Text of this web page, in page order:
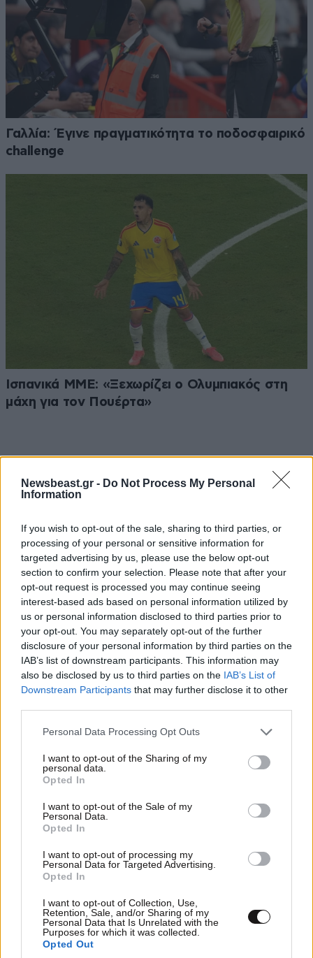
Newsbeast.gr - Do Not Process My Personal
Information
If you wish to opt-out of the sale, sharing to third parties, or
processing of your personal or sensitive information for
targeted advertising by us, please use the below opt-out
section to confirm your selection. Please note that after your
opt-out request is processed you may continue seeing
interest-based ads based on personal information utilized by
us or personal information disclosed to third parties prior to
your opt-out. You may separately opt-out of the further
disclosure of your personal information by third parties on the
IAB’s list of downstream participants. This information may
also be disclosed by us to third parties on the IAB’s List of
Downstream Participants that may further disclose it to other
Please note that this website/app uses one or more Google
not limited to your visit or usage behaviour. You may click to
grant or deny consent to Google and its third-party tags to
use your data for below specified purposes in below Google
consent section.
Personal Data Processing Opt Outs
I want to opt-out of the Sharing of my
personal data.
Opted In
I want to opt-out of the Sale of my
Personal Data.
Opted In
I want to opt-out of processing my
Personal Data for Targeted Advertising.
Opted In
I want to opt-out of Collection, Use,
Retention, Sale, and/or Sharing of my
Personal Data that Is Unrelated with the
Purposes for which it was collected.
Opted Out
Γαλλία: Έγινε πραγματικότητα το ποδοσφαιρικό
challenge
Ισπανικά ΜΜΕ: «Ξεχωρίζει ο Ολυμπιακός στη
μάχη για τον Πουέρτα»
Ακολουθήστε τοNEWSBEAST στο Google News
ΣΧΌΛΙΑ ΑΝΑΓΝΩΣΤΏΝ
ΠΡΟΣΘΕΣΤΕ ΤΟ ΣΧΟΛΙΟ ΣΑΣ